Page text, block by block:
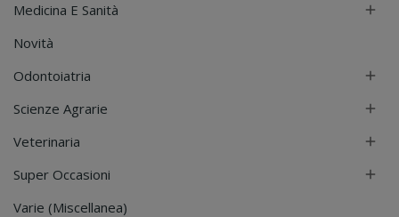
Medicina E Sanità 
Novità
Odontoiatria

Scienze Agrarie 
Veterinaria 
Super Occasioni 
Varie (Miscellanea)